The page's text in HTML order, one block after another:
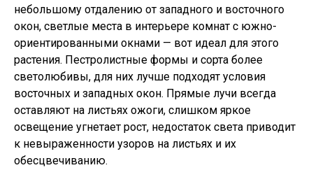
небольшому отдалению от западного и восточного
окон, светлые места в интерьере комнат с южно-
ориентированными окнами — вот идеал для этого
растения. Пестролистные формы и сорта более
светолюбивы, для них лучше подходят условия
восточных и западных окон. Прямые лучи всегда
оставляют на листьях ожоги, слишком яркое
освещение угнетает рост, недостаток света приводит
к невыраженности узоров на листьях и их
обесцвечиванию.